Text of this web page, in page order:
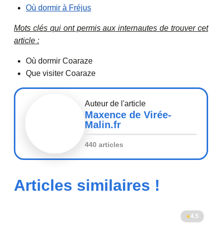
Où dormir à Fréjus
Mots clés qui ont permis aux internautes de trouver cet
article :
Où dormir Coaraze
Que visiter Coaraze
Auteur de l'article
Maxence de Virée-
Malin.fr
440 articles
Articles similaires !
4.5